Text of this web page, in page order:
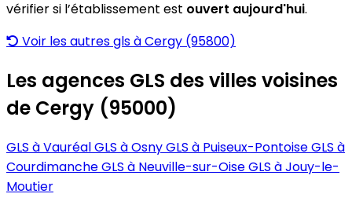
vérifier si l’établissement est ouvert aujourd'hui.
Voir les autres gls à Cergy (95800)
Les agences GLS des villes voisines
de Cergy (95000)
GLS à VauréalGLS à OsnyGLS à Puiseux-PontoiseGLS à
CourdimancheGLS à Neuville-sur-OiseGLS à Jouy-le-
Moutier